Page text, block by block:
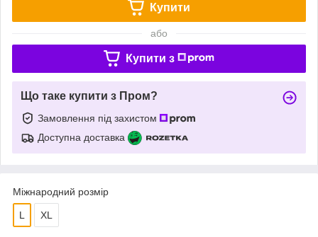
Купити
або
Купити з
Що таке купити з Пром?
Замовлення під захистом
Доступна доставка
Міжнародний розмір
L XL